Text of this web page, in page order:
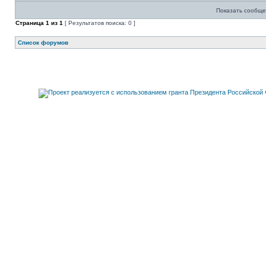
Показать
Страница 1 из 1 [ Результатов поиска: 0 ]
Список форумов